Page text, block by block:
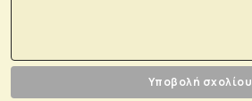
Υποβολή σχολίου